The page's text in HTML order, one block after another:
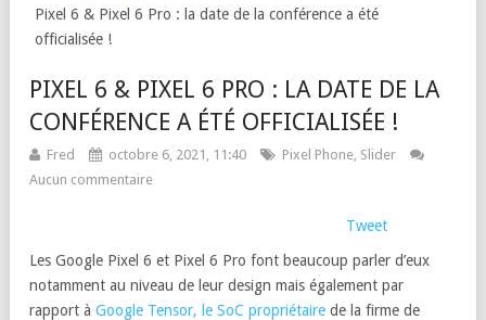
Pixel 6 & Pixel 6 Pro : la date de la conférence a été
officialisée !
PIXEL 6 & PIXEL 6 PRO : LA DATE DE LA
CONFÉRENCE A ÉTÉ OFFICIALISÉE !
Fred octobre 6, 2021, 11:40 Pixel Phone, Slider
Aucun commentaire
Tweet
Les Google Pixel 6 et Pixel 6 Pro font beaucoup parler d’eux
notamment au niveau de leur design mais également par
rapport à Google Tensor, le SoC propriétaire de la firme de